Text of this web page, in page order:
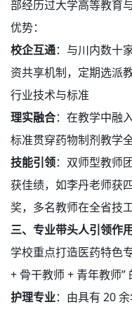
部经历过大学高等教育
优势：
校企互通：与川内数十
资共享机制，定期选派
行业技术与标准
理实融合：在教学中融
标准贯穿药物制剂教学
技能引领：双师型教师
获佳绩，如李丹老师获
奖，多名教师在全省技
三、专业带头人引领作
学校重点打造医药特色
+ 骨干教师 + 青年教师”
护理专业：由具有 20